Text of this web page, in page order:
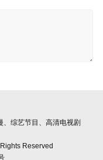
综艺节目、高清电视剧
Reserved